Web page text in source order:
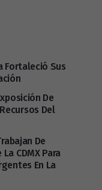
Fortaleció Sus
De
Del
De
CDMX Para
En La